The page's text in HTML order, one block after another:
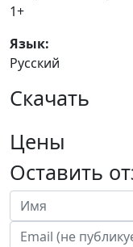
1+
Язык:
Русский
Скачать
Цены
Оставить